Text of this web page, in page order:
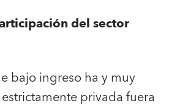
del sector
bajo ingreso ha y muy
privada fuera